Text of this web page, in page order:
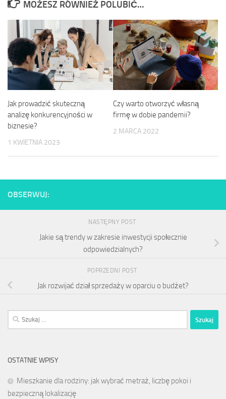
MOŻESZ RÓWNIEŻ POLUBIĆ…
Jak prowadzić skuteczną
analizę konkurencyjności w
biznesie?
1 KWIETNIA 2023
Czy warto otworzyć własną
firmę w dobie pandemii?
2 MARCA 2022
OBSERWUJ:
NASTĘPNY POST
Jakie są trendy w zakresie inwestycji społecznie
odpowiedzialnych?
POPRZEDNI POST
Jak rozwijać dział sprzedaży w oparciu o budżet?
Szukaj:
OSTATNIE WPISY
Mieszkanie dla rodziny: jak wybrać metraż, liczbę pokoi i
bezpieczną lokalizację